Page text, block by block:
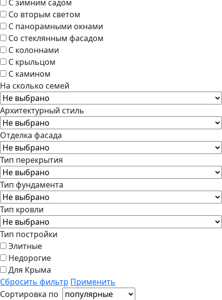
С зимним садом
Со вторым светом
С панорамными окнами
Со стеклянным фасадом
С колоннами
С крыльцом
С камином
На сколько семей
Архитектурный стиль
Отделка фасада
Тип перекрытия
Тип фундамента
Тип кровли
Тип постройки
Элитные
Недорогие
Для Крыма
Сбросить фильтр Применить
Сортировка по